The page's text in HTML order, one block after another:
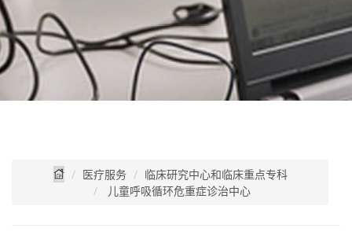
医疗服务
临床研究中心和临床重点专科
儿童呼吸循环危重症诊治中心